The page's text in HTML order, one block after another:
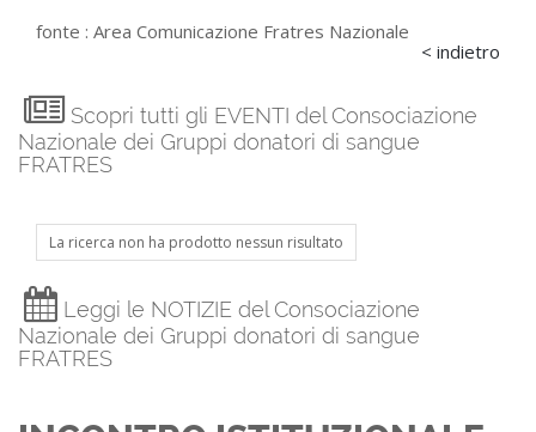
fonte : Area Comunicazione Fratres Nazionale
< indietro
Scopri tutti gli EVENTI del Consociazione
Nazionale dei Gruppi donatori di sangue
FRATRES
La ricerca non ha prodotto nessun risultato
Leggi le NOTIZIE del Consociazione
Nazionale dei Gruppi donatori di sangue
FRATRES